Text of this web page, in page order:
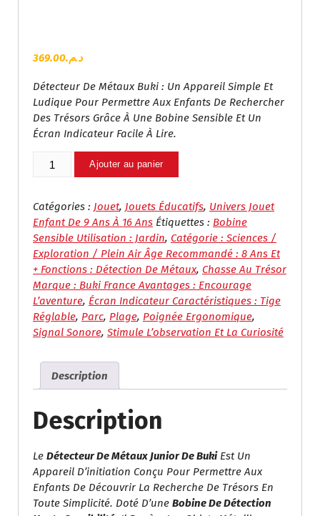
د.م.369.00
Détecteur De Métaux Buki : Un Appareil Simple Et
Ludique Pour Permettre Aux Enfants De Rechercher
Des Trésors Grâce À Une Bobine Sensible Et Un
Écran Indicateur Facile À Lire.
Quantité
De
Métaux
Junior
–
Buki
Explorer
Ajouter au panier
Catégories : Jouet, Jouets Éducatifs, Univers Jouet
Enfant De 9 Ans À 16 Ans Étiquettes : Bobine
Sensible Utilisation : Jardin, Catégorie : Sciences /
Exploration / Plein Air Âge Recommandé : 8 Ans Et
+ Fonctions : Détection De Métaux, Chasse Au Trésor
Marque : Buki France Avantages : Encourage
L’aventure, Écran Indicateur Caractéristiques : Tige
Réglable, Parc, Plage, Poignée Ergonomique,
Signal Sonore, Stimule L’observation Et La Curiosité
Description
Description
Le Détecteur De Métaux Junior De BukiEst Un
Appareil D’initiation Conçu Pour Permettre Aux
Enfants De Découvrir La Recherche De Trésors En
Toute Simplicité. Doté D’une Bobine De Détection